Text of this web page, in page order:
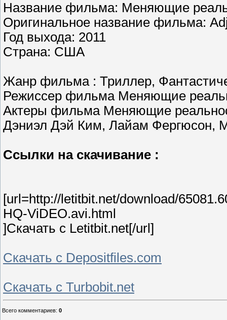
Название фильма: Меняющие
Оригинальное название фильма:
Год выхода: 2011
Страна: США
Жанр фильма : Триллер,
Режиссер фильма Меняющие
Актеры фильма Меняющие
Дэниэл Дэй Ким, Лайам Фергюсон,
Ссылки на скачивание :
[url=http://letitbit.net/download/
HQ-ViDEO.avi.html
]Скачать c Letitbit.net[/url]
Скачать с Depositfiles.com
Скачать с Turbobit.net
Всего комментариев: 0